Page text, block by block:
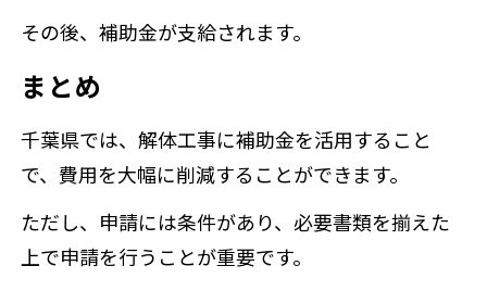
その後、補助金が支給されます。
まとめ
千葉県では、解体工事に補助金を活用すること
で、費用を大幅に削減することができます。
ただし、申請には条件があり、必要書類を揃えた
上で申請を行うことが重要です。